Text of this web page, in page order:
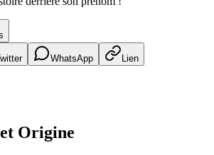
WhatsApp Lien
Origine